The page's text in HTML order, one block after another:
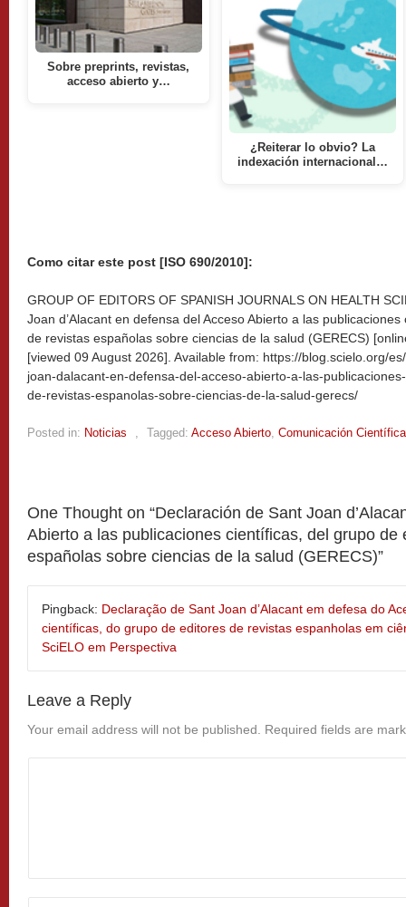
Sobre preprints, revistas,
acceso abierto y…
¿Reiterar lo obvio? La
indexación internacional…
Como citar este post [ISO 690/2010]:
GROUP OF EDITORS OF SPANISH JOURNALS ON HEALTH
Joan d’Alacant en defensa del Acceso Abierto a las
de revistas españolas sobre ciencias de la salud (GERECS)
[viewed 09 August 2026]. Available from: https://blog.scielo.org/
joan-dalacant-en-defensa-del-acceso-abierto-a-las-
de-revistas-espanolas-sobre-ciencias-de-la-salud-gerecs/
Posted in: Noticias Tagged: Acceso Abierto Comunicación Científica
One Thought on “Declaración de Sant Joan
Abierto a las publicaciones científicas, del grupo de
españolas sobre ciencias de la salud (GERECS)”
Pingback: Declaração de Sant Joan d’Alacant em defesa do
científicas, do grupo de editores de revistas espanholas em
SciELO em Perspectiva
Leave a Reply
Your email address will not be published. Required fields are